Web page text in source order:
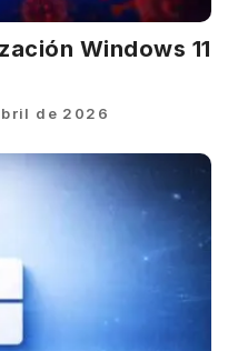
Windows 11
de 2026